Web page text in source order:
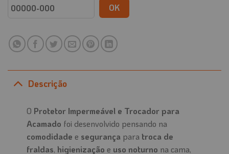
OK
Descrição
O Protetor Impermeável e Trocador para
Acamado foi desenvolvido pensando na
comodidade e segurança para troca de
fraldas, higienização e uso noturno na cama,